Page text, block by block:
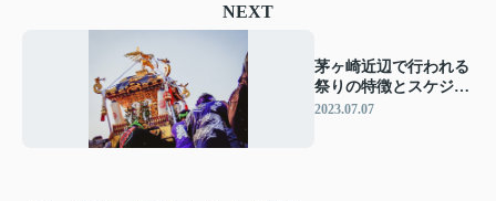
NEXT
茅ヶ崎近辺で行われる
祭りの特徴とスケジュ
ールまとめ
2023.07.07